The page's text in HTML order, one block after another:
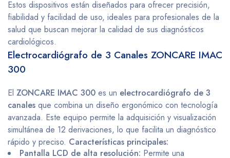
Estos dispositivos están diseñados para ofrecer precisión,
fiabilidad y facilidad de uso, ideales para profesionales de la
salud que buscan mejorar la calidad de sus diagnósticos
cardiológicos.
Electrocardiógrafo de 3 Canales ZONCARE IMAC
300
El ZONCARE IMAC 300 es un electrocardiógrafo de 3
canales que combina un diseño ergonómico con tecnología
avanzada. Este equipo permite la adquisición y visualización
simultánea de 12 derivaciones, lo que facilita un diagnóstico
rápido y preciso. Características principales:
Pantalla LCD de alta resolución: Permite una